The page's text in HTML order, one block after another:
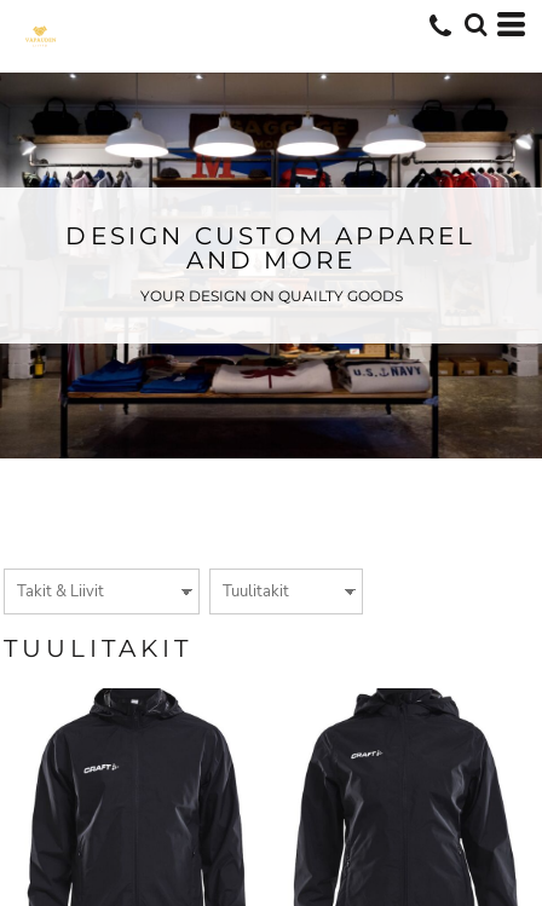
DESIGN CUSTOM APPAREL
AND MORE
YOUR DESIGN ON QUAILTY GOODS
TUULITAKIT